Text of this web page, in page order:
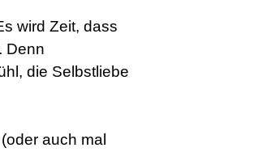
wird Zeit, dass
Denn
die Selbstliebe
auch mal